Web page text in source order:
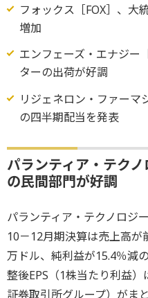
フォックス［FOX］、大
増加
エンフェーズ・エナジー
ターの出荷が好調
リジェネロン・ファーマ
の四半期配当を発表
パランティア・テク
の民間部門が好調
パランティア・テクノロジ
10－12月期決算は売上高
万ドル、純利益が15.4％減
整後EPS（1株当たり利益）
証券取引所グループ）がま